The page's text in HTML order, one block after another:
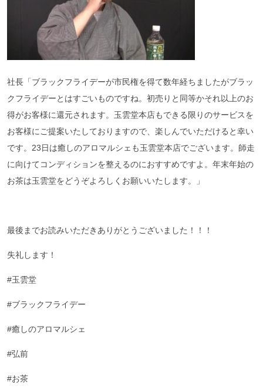
社長「ブラックフライデーが市民権を得て数年経ちましたがブラッ
クフライデーとはすごいものですね。初売りと同等かそれ以上のお
得がお客様に還元されます。玉雲堂本店もできる限りのサービスを
お客様にご提案いたしておりますので、楽しんでいただけると幸い
です。23日は癒しのアロマルシェも玉雲堂本店でございます。師走
に向けてコンディションを整えるのにおすすめですよ。年末年始の
お茶は玉雲堂をどうぞよろしくお願いいたします。」
最後までお読みいただきありがとうございました！！！
失礼します！
#玉雲堂
#ブラックフライデー
#癒しのアロマルシェ
#弘前
#お茶